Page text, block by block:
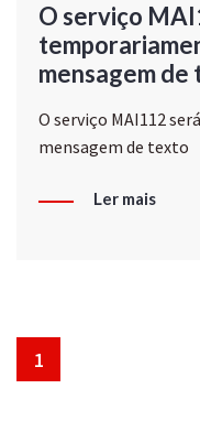
O serviço
mensagem de
O serviço MAI112
mensagem de texto
Ler mais
1